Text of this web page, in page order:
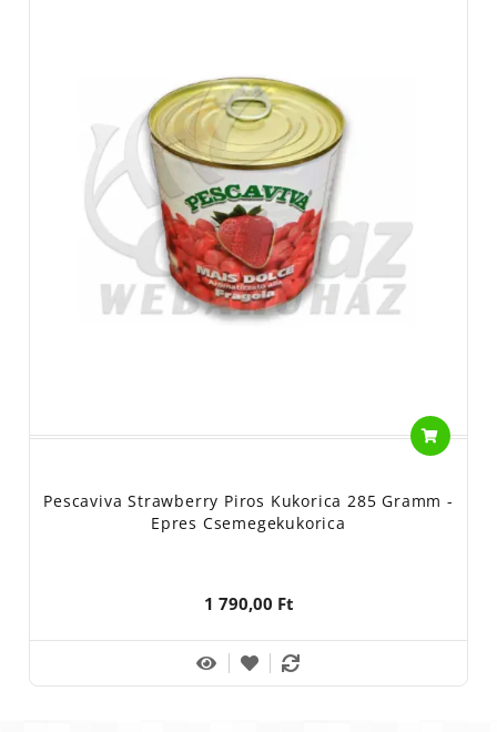
Pescaviva Strawberry Piros Kukorica 285 Gramm -
Epres Csemegekukorica
1 790,00 Ft